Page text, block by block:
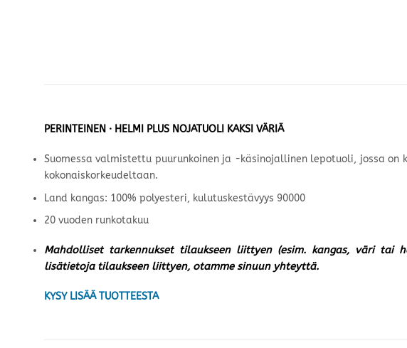
PERINTEINEN · HELMI PLUS NOJATUOLI KAKSI VÄRIÄ
Suomessa valmistettu puurunkoinen ja -käsinojallinen lepotuoli, jossa
kokonaiskorkeudeltaan.
Land kangas: 100% polyesteri, kulutuskestävyys 90000
20 vuoden runkotakuu
Mahdolliset tarkennukset tilaukseen liittyen (esim. kangas, väri tai
lisätietoja tilaukseen liittyen, otamme sinuun yhteyttä.
KYSY LISÄÄ TUOTTEESTA